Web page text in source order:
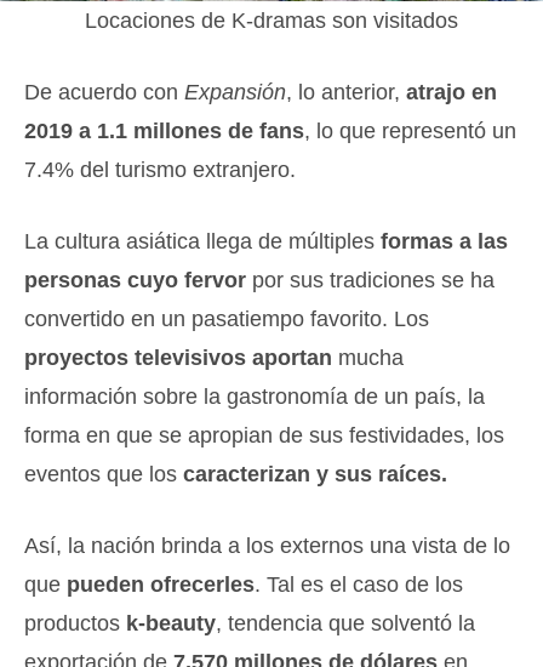
Locaciones de K-dramas son visitados
De acuerdo con Expansión, lo anterior, atrajo en
2019 a 1.1 millones de fans, lo que representó un
7.4% del turismo extranjero.
La cultura asiática llega de múltiples formas a las
personas cuyo fervor por sus tradiciones se ha
convertido en un pasatiempo favorito. Los
proyectos televisivos aportan mucha
información sobre la gastronomía de un país, la
forma en que se apropian de sus festividades, los
eventos que los caracterizan y sus raíces.
Así, la nación brinda a los externos una vista de lo
que pueden ofrecerles. Tal es el caso de los
productos k-beauty, tendencia que solventó la
exportación de 7,570 millones de dólares en